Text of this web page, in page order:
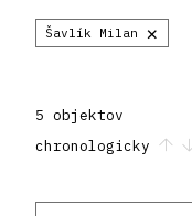
Šavlík Milan ×
5 objektov
chronologicky